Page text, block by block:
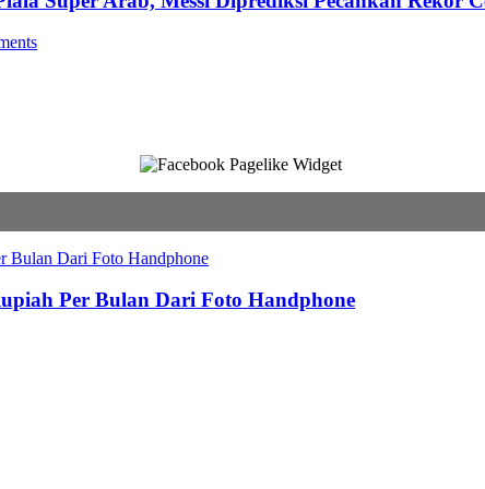
Per Bulan Dari Foto Handphone